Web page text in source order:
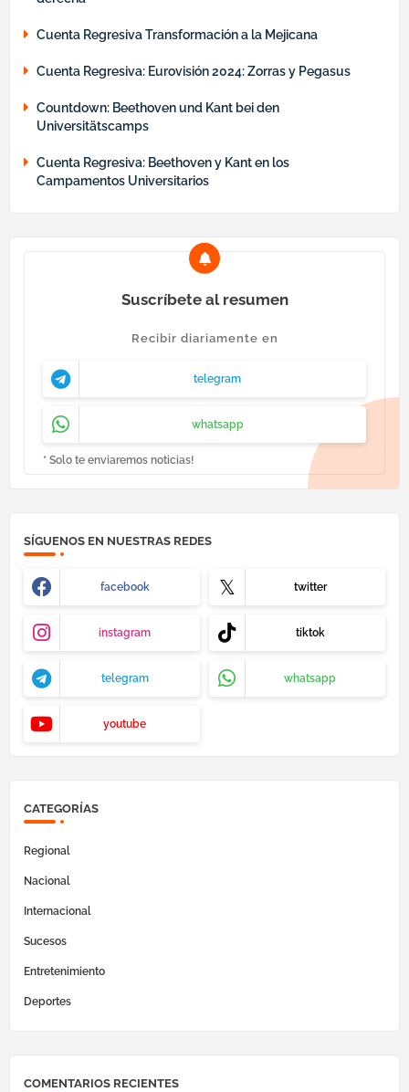
Cuenta Regresiva Transformación a la Mejicana
Cuenta Regresiva: Eurovisión 2024: Zorras y Pegasus
Countdown: Beethoven und Kant bei den
Universitätscamps
Cuenta Regresiva: Beethoven y Kant en los
Campamentos Universitarios
Suscríbete al resumen
Recibir diariamente en
telegram
whatsapp
* Solo te enviaremos noticias!
SÍGUENOS EN NUESTRAS REDES
facebook twitter
instagram tiktok
telegram whatsapp
youtube
CATEGORÍAS
Regional
Nacional
Internacional
Sucesos
Entretenimiento
Deportes
COMENTARIOS RECIENTES